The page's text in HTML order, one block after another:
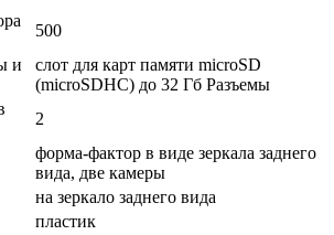
500
и
слот для карт памяти microSD
(microSDHC) до 32 Гб Разъемы
2
форма-фактор в виде зеркала заднего
вида, две камеры
на зеркало заднего вида
пластик